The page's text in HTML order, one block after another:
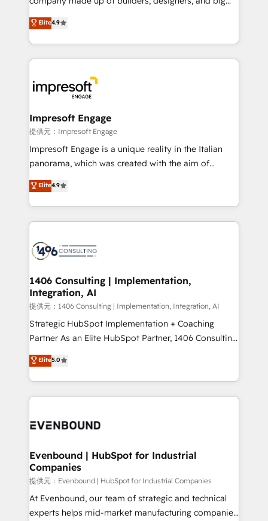
Platform Migration Excellence. • Top 3 Partner of the
Year LATAM 2022, 2023, 2024, 2025. • Partner of the
business with HubSpot? Let Cebra’s experts help
you grow faster, smarter, and with impact.
thinkers. We blend strategy, design, and
development—always fueled by curiosity—to turn
ideas, opportunities, and challenges into meaningful
experiences. To us, technology is more than just
and—most importantly—simple. That’s why we lean
into bold ideas and shape them into thoughtful
products and strategies that actually make a
difference.
Elite4.9
Impresoft Engage
提供元：Impresoft Engage
Impresoft Engage is a unique reality in the Italian
panorama, which was created with the aim of
putting Customer Experience at the center by
creating digital environments capable of integrating
people, processes and data. We offer the best
digital solutions on the market, ranging from CRM
marketing automation to online and offline sales
allowing companies to optimize processes and meet
the needs of the customer. We are part of Impresoft
Group, a group of specialized and complementary
companies that divide their offer into 4
Competence Centers: Smart Manufacturing,
The synergies generated by these integrations,
together with the combination of talents, skills,
to accompany companies on their digital
Elite4.9
1406 Consulting | Implementation,
Integration, AI
提供元：1406 Consulting | Implementation, Integration, AI
Strategic HubSpot Implementation + Coaching
Partner As an Elite HubSpot Partner, 1406 Consulting
helps mid-market revenue teams transform how
they sell, market, and serve. We don't just build your
HubSpot—we teach your team to own it, then stay
to help you keep winning. What We Do ⚙️ CRM
Data & Content 📈 Sales & Marketing Alignment +
Agent Creation 🔄 Custom Integrations & Data
Migration Why 1406 We become part of your team.
Your team learns while we build. We fix what others
broke. Built for mid-market reality—practical
solutions that work with your actual headcount and
Elite5.0
Evenbound | HubSpot for Industrial
Companies
提供元：Evenbound | HubSpot for Industrial Companies
At Evenbound, our team of strategic and technical
experts helps mid-market manufacturing companies